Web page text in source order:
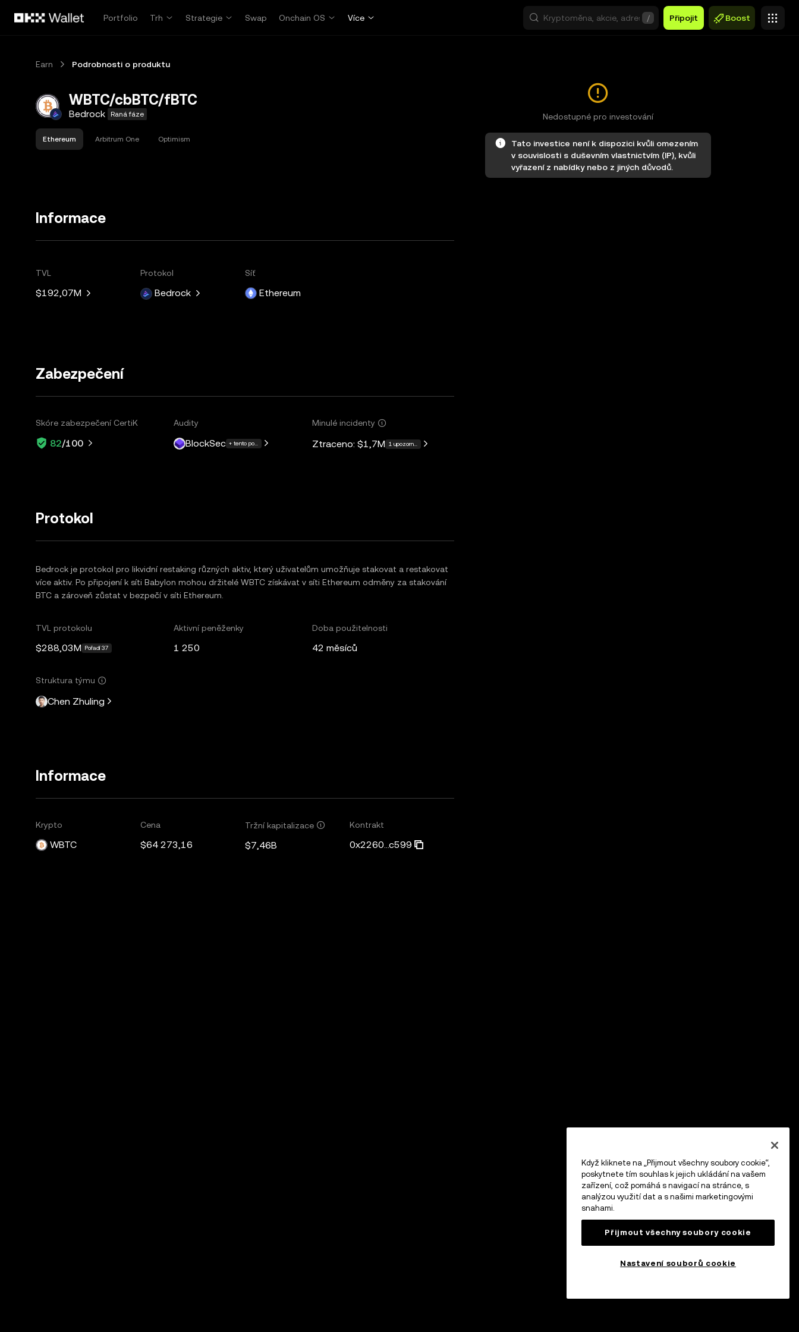
Portfolio
Trh Strategie Swap Onchain OS Více / Připojit Boost
Earn Podrobnosti o produktu
WBTC/cbBTC/fBTC
Bedrock Raná fáze
Ethereum Arbitrum One Optimism
Informace
TVL
$192,07M
Protokol
Bedrock
Síť
Ethereum
Zabezpečení
Skóre zabezpečení CertiK
82/100
Audity
BlockSec + tento počet dalších: 4
Minulé incidenty
Ztraceno: $1,7M 1 upozornění
Protokol
Bedrock je protokol pro likvidní restaking různých aktiv, který uživatelům umožňuje stakovat a restakovat
více aktiv. Po připojení k síti Babylon mohou držitelé WBTC získávat v síti Ethereum odměny za stakování
BTC a zároveň zůstat v bezpečí v síti Ethereum.
TVL protokolu
$288,03M Pořadí 37
Aktivní peněženky
1 250
Doba použitelnosti
42 měsíců
Struktura týmu
Chen Zhuling
Informace
Krypto
WBTC
Cena
$64 273,16
Tržní kapitalizace
$7,46B
Kontrakt
0x2260...c599
Nedostupné pro investování
Tato investice není k dispozici kvůli omezením
v souvislosti s duševním vlastnictvím (IP), kvůli
vyřazení z nabídky nebo z jiných důvodů.
Když kliknete na „Přijmout všechny soubory cookie“,
poskytnete tím souhlas k jejich ukládání na vašem
zařízení, což pomáhá s navigací na stránce, s
analýzou využití dat a s našimi marketingovými
snahami.
Přijmout všechny soubory cookie
Nastavení souborů cookie